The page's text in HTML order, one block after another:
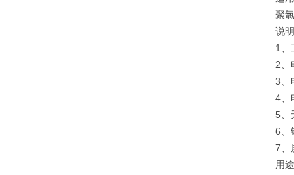
聚
说明
1
2
3、
4
5、
6、
7、
用途